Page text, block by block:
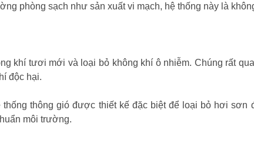
phòng sạch như sản xuất vi mạch, hệ thống này là
khí tươi mới và loại bỏ không khí ô nhiễm. Chúng rất
độc hại.
thông gió được thiết kế đặc biệt để loại bỏ hơi sơn
môi trường.